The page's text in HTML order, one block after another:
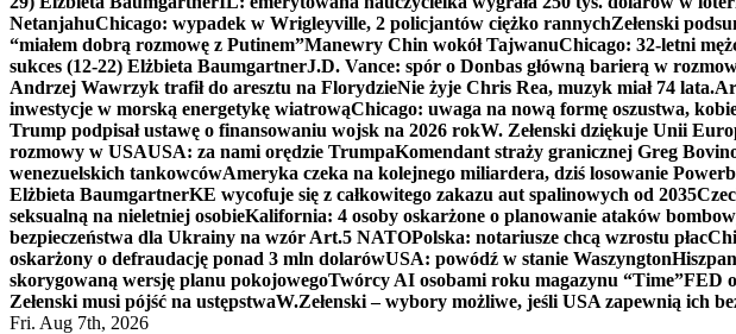
NetanjahuChicago: wypadek w Wrigleyville, 2 policjantów ciężko rannychZełenski
“miałem dobrą rozmowę z Putinem”Manewry Chin wokół TajwanuChicago: 32-letni
sukces (12-22) Elżbieta BaumgartnerJ.D. Vance: spór o Donbas główną barierą w
Andrzej Wawrzyk trafił do aresztu na FlorydzieNie żyje Chris Rea, muzyk miał 74 lata.
inwestycje w morską energetykę wiatrowąChicago: uwaga na nową formę oszustwa,
Trump podpisał ustawę o finansowaniu wojsk na 2026 rokW. Zełenski dziękuje Unii
rozmowy w USAUSA: za nami orędzie TrumpaKomendant straży granicznej Greg
wenezuelskich tankowcówAmeryka czeka na kolejnego miliardera, dziś losowanie
Elżbieta BaumgartnerKE wycofuje się z całkowitego zakazu aut spalinowych od 2035
seksualną na nieletniej osobieKalifornia: 4 osoby oskarżone o planowanie ataków
bezpieczeństwa dla Ukrainy na wzór Art.5 NATOPolska: notariusze chcą wzrostu płac
oskarżony o defraudację ponad 3 mln dolarówUSA: powódź w stanie Waszyngton
skorygowaną wersję planu pokojowegoTwórcy AI osobami roku magazynu “Time”FED
Zełenski musi pójść na ustępstwaW.Zełenski – wybory możliwe, jeśli USA zapewnią ich
Fri. Aug 7th, 2026